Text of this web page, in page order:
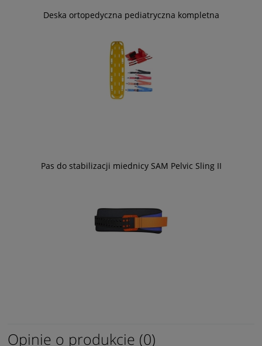
Deska ortopedyczna pediatryczna kompletna
Pas do stabilizacji miednicy SAM Pelvic Sling II
Opinie o produkcie (0)